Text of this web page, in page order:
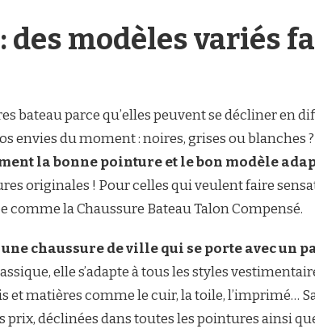
des modèles variés
bateau parce qu’elles peuvent se décliner en
du moment : noires, grises ou blanches ?
la bonne pointure et le bon modèle
originales ! Pour celles qui veulent faire
la Chaussure Bateau Talon Compensé.
chaussure de ville qui se porte avec un
elle s’adapte à tous les styles
matières comme le cuir, la toile, l’imprimé…
déclinées dans toutes les pointures ainsi